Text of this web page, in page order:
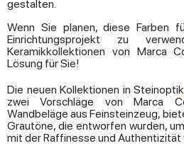
gestalten.
Wenn Sie planen, diese Farben
Einrichtungsprojekt zu
Keramikkollektionen von Marca
Lösung für Sie!
Die neuen Kollektionen in Steinoptik
zwei Vorschläge von Marca
Wandbeläge aus Feinsteinzeug,
Grautöne, die entworfen wurden,
mit der Raffinesse und Authentizität